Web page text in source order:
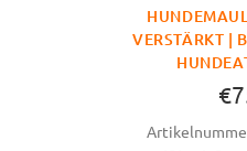
VERSTÄRKT |